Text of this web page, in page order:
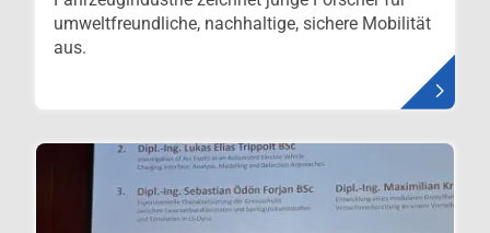
umweltfreundliche, nachhaltige, sichere Mobilität
aus.